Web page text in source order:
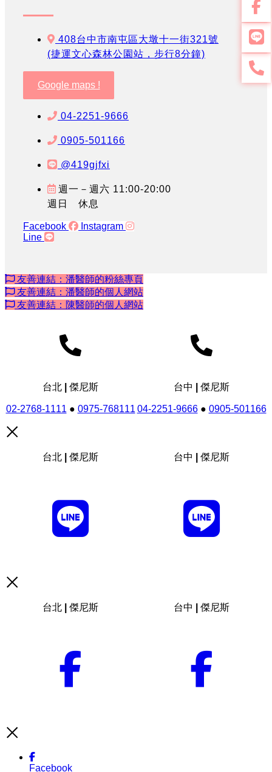
408台中市南屯區大墩十一街321號
(捷運文心森林公園站，步行8分鐘)
Google maps !
04-2251-9666
0905-501166
@419gjfxi
週一－週六 11:00-20:00
週日 休息
Facebook
Instagram
Line
友善連結：潘醫師的粉絲專頁
友善連結：潘醫師的個人網站
友善連結：陳醫師的個人網站
台北 | 傑尼斯
02-2768-1111 ● 0975-768111
台中 | 傑尼斯
04-2251-9666● 0905-501166
台北 | 傑尼斯 台中 | 傑尼斯
台北 | 傑尼斯 台中 | 傑尼斯
Facebook